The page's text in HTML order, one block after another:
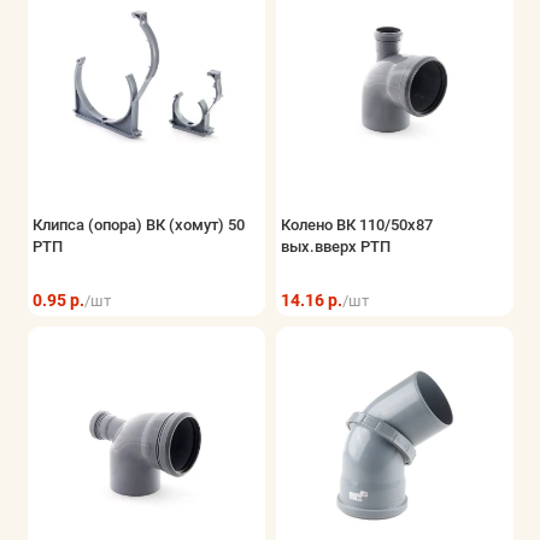
Клипса (опора) ВК (хомут) 50
РТП
0.95 р./шт
Колено ВК 110/50х87
вых.вверх РТП
14.16 р./шт